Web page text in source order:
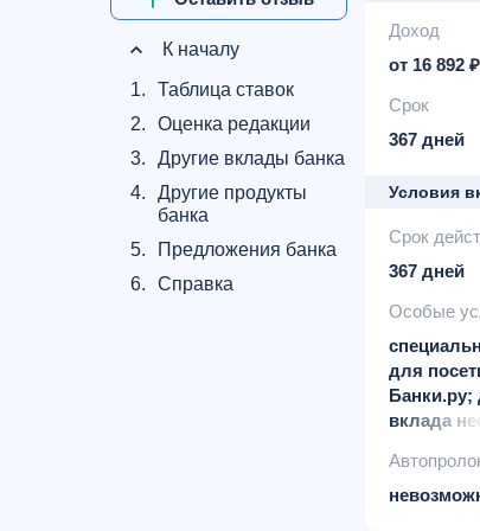
К началу
1.
Таблица ставок
2.
Оценка редакции
3.
Другие вклады банка
4.
Другие продукты
банка
5.
Предложения банка
6.
Справка
Доход
от 16 892 ₽
Срок
367 дней
Условия
Срок
367 дней
Особые
для
Банки.ру;
вклада
оформив
Банки.ру